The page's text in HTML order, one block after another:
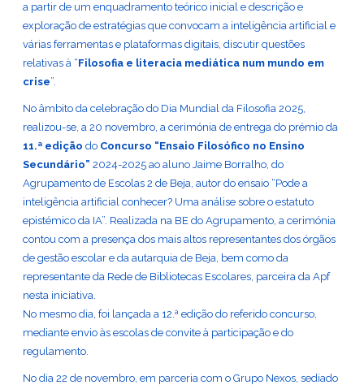
a partir de um enquadramento teórico inicial e descrição e
exploração de estratégias que convocam a inteligência artificial e
várias ferramentas e plataformas digitais, discutir questões
relativas à “Filosofia e literacia mediática num mundo em
crise”.
No âmbito da celebração do Dia Mundial da Filosofia 2025,
realizou-se, a 20 novembro, a cerimónia de entrega do prémio da
11.ª edição do Concurso “Ensaio Filosófico no Ensino
Secundário” 2024-2025 ao aluno Jaime Borralho, do
Agrupamento de Escolas 2 de Beja, autor do ensaio “Pode a
inteligência artificial conhecer? Uma análise sobre o estatuto
epistémico da IA”. Realizada na BE do Agrupamento, a cerimónia
contou com a presença dos mais altos representantes dos órgãos
de gestão escolar e da autarquia de Beja, bem como da
representante da Rede de Bibliotecas Escolares, parceira da Apf
nesta iniciativa.
No mesmo dia, foi lançada a 12.ª edição do referido concurso,
mediante envio às escolas de convite à participação e do
regulamento.
No dia 22 de novembro, em parceria com o Grupo Nexos, sediado